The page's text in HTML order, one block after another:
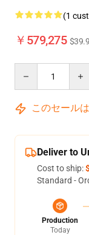
(1
￥579,275
このセール
Deliver to
Cost to ship:
Standard -
Production
Today